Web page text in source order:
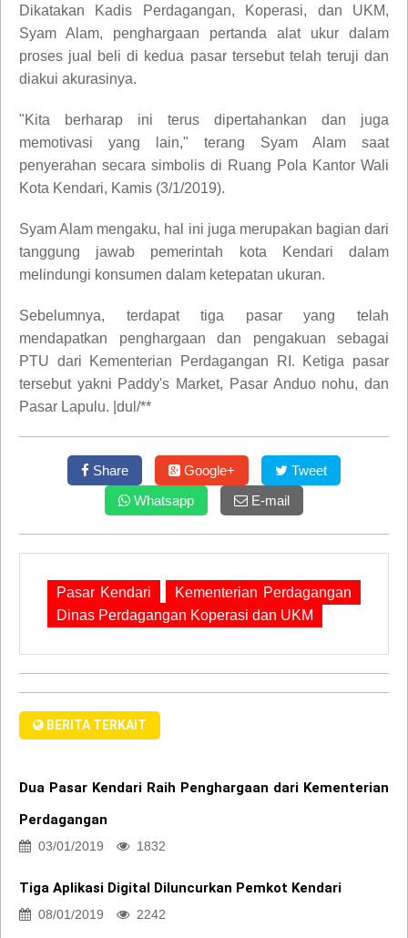
Dikatakan Kadis Perdagangan, Koperasi, dan UKM,
Syam Alam, penghargaan pertanda alat ukur dalam
proses jual beli di kedua pasar tersebut telah teruji dan
diakui akurasinya.
"Kita berharap ini terus dipertahankan dan juga
memotivasi yang lain," terang Syam Alam saat
penyerahan secara simbolis di Ruang Pola Kantor Wali
Kota Kendari, Kamis (3/1/2019).
Syam Alam mengaku, hal ini juga merupakan bagian dari
tanggung jawab pemerintah kota Kendari dalam
melindungi konsumen dalam ketepatan ukuran.
Sebelumnya, terdapat tiga pasar yang telah
mendapatkan penghargaan dan pengakuan sebagai
PTU dari Kementerian Perdagangan RI. Ketiga pasar
tersebut yakni Paddy's Market, Pasar Anduo nohu, dan
Pasar Lapulu. |dul/**
Share Google+
Tweet
Whatsapp
E-mail
Pasar Kendari
Kementerian Perdagangan
Dinas Perdagangan Koperasi dan UKM
BERITA TERKAIT
Dua Pasar Kendari Raih Penghargaan dari Kementerian
Perdagangan
03/01/2019 1832
Tiga Aplikasi Digital Diluncurkan Pemkot Kendari
08/01/2019 2242